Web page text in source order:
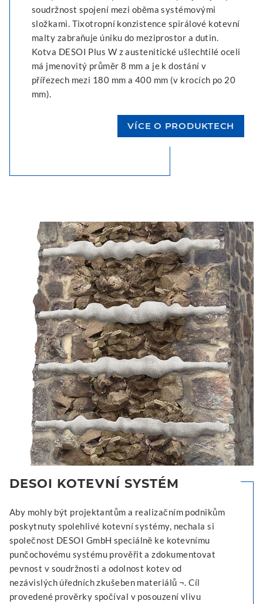
soudržnost spojení mezi oběma systémovými
složkami. Tixotropní konzistence spirálové kotevní
malty zabraňuje úniku do meziprostor a dutin.
Kotva DESOI Plus W z austenitické ušlechtilé oceli
má jmenovitý průměr 8 mm a je k dostání v
přířezech mezi 180 mm a 400 mm (v krocích po 20
mm).
VÍCE O PRODUKTECH
DESOI KOTEVNÍ SYSTÉM
Aby mohly být projektantům a realizačním podnikům
poskytnuty spolehlivé kotevní systémy, nechala si
společnost DESOI GmbH speciálně ke kotevnímu
punčochovému systému prověřit a zdokumentovat
pevnost v soudržnosti a odolnost kotev od
nezávislých úředních zkušeben materiálů ¬. Cíl
provedené prověrky spočíval v posouzení vlivu